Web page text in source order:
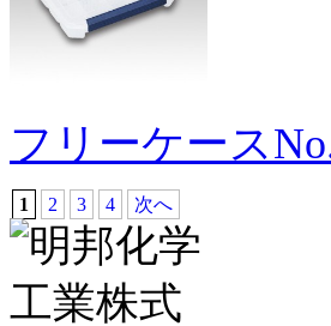
フリーケース
1 2 3 4 次へ